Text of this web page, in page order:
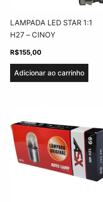
LAMPADA LED STAR 1:1
H27 – CINOY
R$155,00
Adicionar ao carrinho